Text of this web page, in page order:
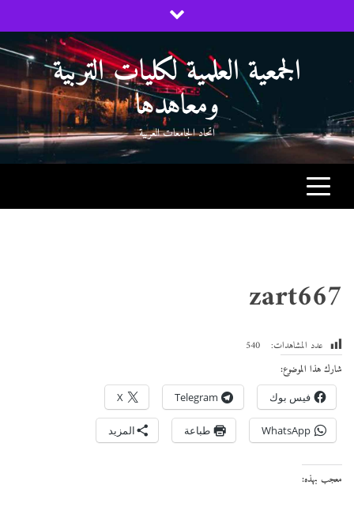
to
الجمعية العلمية لكليات التربية
ومعاهدها
اتحاد الجامعات العربية
zart667
عدد المشاهدات:
540
شارك هذا الموضوع:
فيس بوك Telegram
X
WhatsApp طباعة المزيد
معجب بهذه: